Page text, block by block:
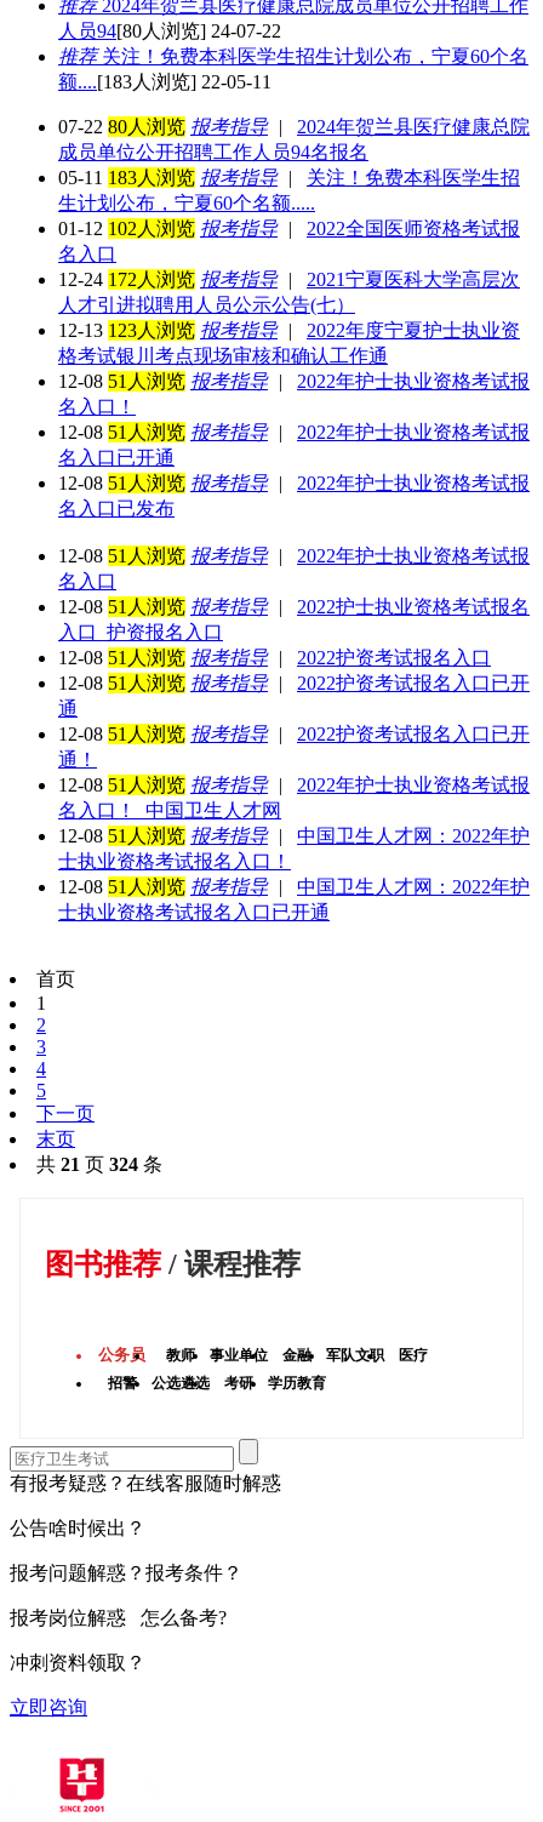
推荐2024年贺兰县医疗健康总院成员单位公开招聘工作
人员94[80人浏览] 24-07-22
推荐关注！免费本科医学生招生计划公布，宁夏60个名
额....[183人浏览] 22-05-11
07-22 80人浏览 报考指导|
2024年贺兰县医疗健康总院
成员单位公开招聘工作人员94名报名
05-11 183人浏览 报考指导|
关注！免费本科医学生招
生计划公布，宁夏60个名额.....
01-12 102人浏览 报考指导|
2022全国医师资格考试报
名入口
12-24 172人浏览 报考指导|
2021宁夏医科大学高层次
人才引进拟聘用人员公示公告(七）
12-13 123人浏览 报考指导|
2022年度宁夏护士执业资
格考试银川考点现场审核和确认工作通
12-08 51人浏览 报考指导|
2022年护士执业资格考试报
名入口！
12-08 51人浏览 报考指导|
2022年护士执业资格考试报
名入口已开通
12-08 51人浏览 报考指导|
2022年护士执业资格考试报
名入口已发布
12-08 51人浏览 报考指导|
2022年护士执业资格考试报
名入口
12-08 51人浏览 报考指导|
2022护士执业资格考试报名
入口_护资报名入口
12-08 51人浏览 报考指导|
2022护资考试报名入口
12-08 51人浏览 报考指导|
2022护资考试报名入口已开
通
12-08 51人浏览 报考指导|
2022护资考试报名入口已开
通！
12-08 51人浏览 报考指导|
2022年护士执业资格考试报
名入口！_中国卫生人才网
12-08 51人浏览 报考指导|
中国卫生人才网：2022年护
士执业资格考试报名入口！
12-08 51人浏览 报考指导|
中国卫生人才网：2022年护
士执业资格考试报名入口已开通
首页
1
2
3
4
5
下一页
末页
共 21 页 324 条
图书推荐/ 课程推荐
公务员 教师 事业单位 金融 军队文职
医疗
招警
公选遴选 考研 学历教育
有报考疑惑？在线客服随时解惑
公告啥时候出？
报考问题解惑？报考条件？
报考岗位解惑 怎么备考?
冲刺资料领取？
立即咨询